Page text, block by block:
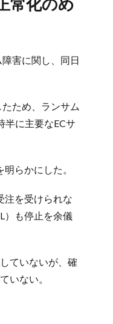
害に関し、同日
ため、ランサム
半に主要なECサ
らかにした。
注を受けられな
）も停止を余儀
ていないが、確
いない。